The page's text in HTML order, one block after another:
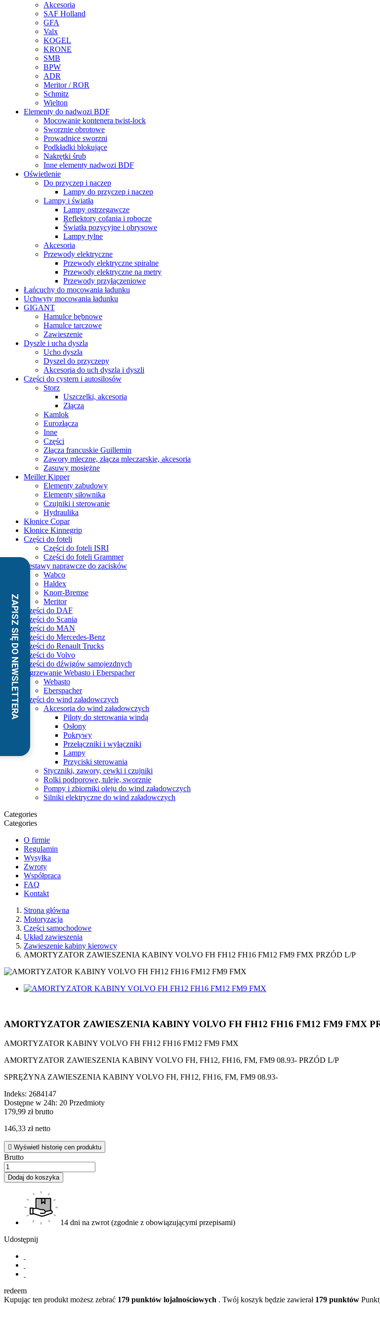
Akcesoria
SAF Holland
GFA
Valx
KOGEL
KRONE
SMB
BPW
ADR
Meritor / ROR
Schmitz
Wielton
Elementy do nadwozi BDF
Mocowanie kontenera twist-lock
Sworznie obrotowe
Prowadnice sworzni
Podkładki blokujące
Nakrętki śrub
Inne elementy nadwozi BDF
Oświetlenie
Do przyczep i naczep
Lampy do przyczep i naczep
Lampy i światła
Lampy ostrzegawcze
Reflektory cofania i robocze
Światła pozycyjne i obrysowe
Lampy tylne
Akcesoria
Przewody elektryczne
Przewody elektryczne spiralne
Przewody elektryczne na metry
Przewody przyłączeniowe
Łańcuchy do mocowania ładunku
Uchwyty mocowania ładunku
GIGANT
Hamulce bębnowe
Hamulce tarczowe
Zawieszenie
Dyszle i ucha dyszla
Ucho dyszla
Dyszel do przyczepy
Akcesoria do uch dyszla i dyszli
Części do cystern i autosilosów
Storz
Uszczelki, akcesoria
Złącza
Kamlok
Eurozłącza
Inne
Części
Złącza francuskie Guillemin
Zawory mleczne, złącza mleczarskie, akcesoria
Zasuwy mosiężne
Meiller Kipper
Elementy zabudowy
Elementy siłownika
Czujniki i sterowanie
Hydraulika
Kłonice Copar
Kłonice Kinnegrip
Części do foteli
Części do foteli ISRI
Części do foteli Grammer
Zestawy naprawcze do zacisków
Wabco
Haldex
Knorr-Bremse
Meritor
Części do DAF
Części do Scania
Części do MAN
Części do Mercedes-Benz
Części do Renault Trucks
Części do Volvo
Części do dźwigów samojezdnych
Ogrzewanie Webasto i Eberspacher
Webasto
Eberspacher
Części do wind załadowczych
Akcesoria do wind załadowczych
Piloty do sterowania windą
Osłony
Pokrywy
Przełączniki i wyłączniki
Lampy
Przyciski sterowania
Styczniki, zawory, cewki i czujniki
Rolki podporowe, tuleje, sworznie
Pompy i zbiorniki oleju do wind załadowczych
Silniki elektryczne do wind załadowczych
Categories
Categories
O firmie
Regulamin
Wysyłka
Zwroty
Współpraca
FAQ
Kontakt
Strona główna
Motoryzacja
Części samochodowe
Układ zawieszenia
Zawieszenie kabiny kierowcy
AMORTYZATOR ZAWIESZENIA KABINY VOLVO FH FH12 FH16 FM12 FM9 FMX PRZÓD L/P
AMORTYZATOR ZAWIESZENIA KABINY VOLVO FH FH12 FH16 FM12 FM9 FMX
AMORTYZATOR KABINY VOLVO FH FH12 FH16 FM12 FM9 FMX
AMORTYZATOR ZAWIESZENIA KABINY VOLVO FH, FH12, FH16, FM, FM9 08.93- PRZÓD L/P
SPRĘŻYNA ZAWIESZENIA KABINY VOLVO FH, FH12, FH16, FM, FM9 08.93-
Indeks: 2684147
Dostępne w 24h: 20 Przedmioty
179,99 zł brutto
146,33 zł netto
 Wyświetl historię cen produktu
Brutto
Dodaj do koszyka
14 dni na zwrot (zgodnie z obowiązującymi przepisami)
Udostępnij
redeem
Kupując ten produkt możesz zebrać 179 punktów lojalnościowych . Twój koszyk będzie zawierał 179 punktów